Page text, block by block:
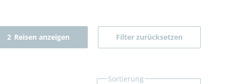
2 Reisen anzeigen Filter zurücksetzen
Sortierung